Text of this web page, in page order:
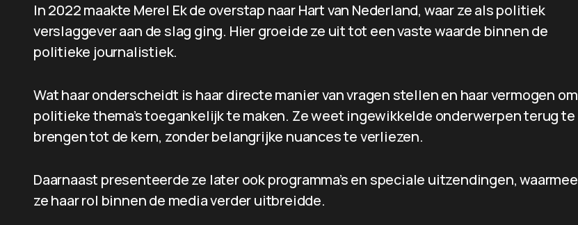
In 2022 maakte Merel Ek de overstap naar Hart van Nederland, waar ze als politiek
verslaggever aan de slag ging. Hier groeide ze uit tot een vaste waarde binnen de
politieke journalistiek.
Wat haar onderscheidt is haar directe manier van vragen stellen en haar vermogen om
politieke thema’s toegankelijk te maken. Ze weet ingewikkelde onderwerpen terug te
brengen tot de kern, zonder belangrijke nuances te verliezen.
Daarnaast presenteerde ze later ook programma’s en speciale uitzendingen, waarmee
ze haar rol binnen de media verder uitbreidde.